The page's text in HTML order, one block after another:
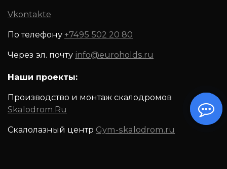
Vkontakte
По телефону +7495 502 20 80
Через эл. почту info@euroholds.ru
Наши проекты:
Производство и монтаж скалодромов
Skalodrom.Ru
Скалолазный центр Gym-skalodrom.ru